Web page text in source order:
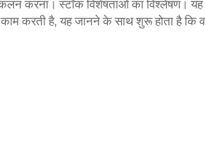
करना। स्टॉक विशेषताओं का विश्लेषण। यह
करती है, यह जानने के साथ शुरू होता है कि
चाहिए...